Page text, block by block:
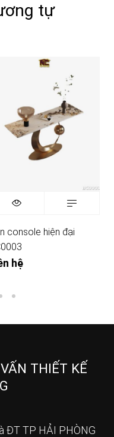
tự
console hiện đại
hệ
THIẾT KẾ
ĐT TP HẢI PHÒNG